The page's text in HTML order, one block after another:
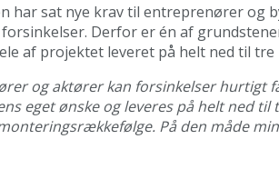
har sat nye krav til entreprenører
Derfor er én af
af projektet leveret på helt ned til tre
og aktører kan forsinkelser
eget ønske og leveres på helt ned
På den måde